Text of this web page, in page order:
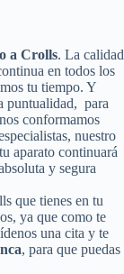
a Crolls. La calidad
en todos los
tu tiempo. Y
puntualidad, para
conformamos
nuestro
aparato continuará
y segura
que tienes en tu
ya que como te
una cita y te
, para que puedas